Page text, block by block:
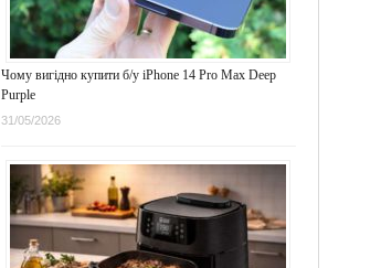
Чому вигідно купити б/у iPhone 14 Pro Max Deep
Purple
31/05/2026